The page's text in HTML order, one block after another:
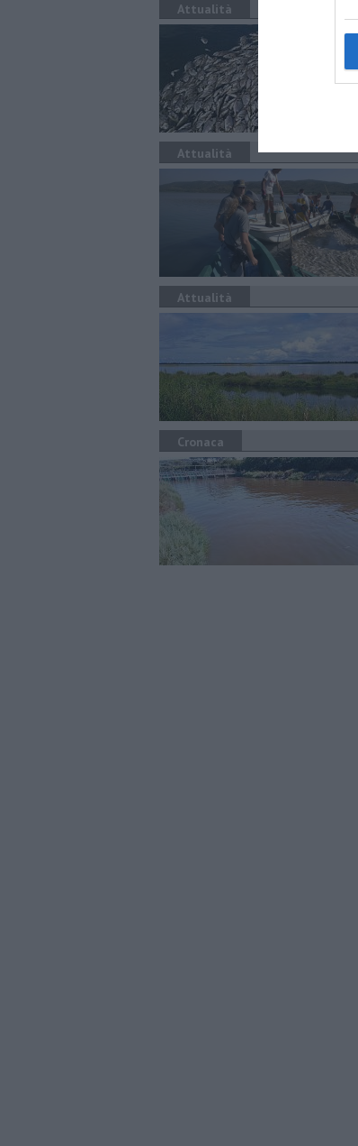
Attualità
Attualità
Attualità
Cronaca